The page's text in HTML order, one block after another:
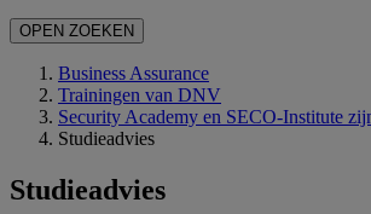
OPEN ZOEKEN
Business Assurance
Trainingen van DNV
Security Academy en SECO-Institute
Studieadvies
Studieadvies